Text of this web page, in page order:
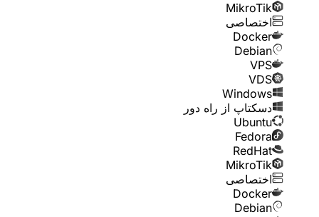
MikroTik
اختصاصی
Docker
Debian
VPS
VDS
Windows
دسکتاپ از راه دور
Ubuntu
Fedora
RedHat
MikroTik
اختصاصی
Docker
Debian